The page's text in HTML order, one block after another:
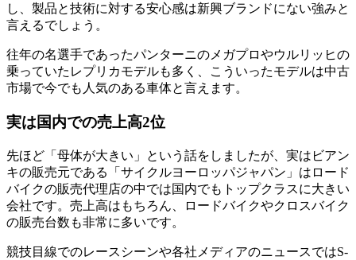
し、製品と技術に対する安心感は新興ブランドにない強みと
言えるでしょう。
往年の名選手であったパンターニのメガプロやウルリッヒの
乗っていたレプリカモデルも多く、こういったモデルは中古
市場で今でも人気のある車体と言えます。
実は国内での売上高2位
先ほど「母体が大きい」という話をしましたが、実はビアン
キの販売元である「サイクルヨーロッパジャパン」はロード
バイクの販売代理店の中では国内でもトップクラスに大きい
会社です。売上高はもちろん、ロードバイクやクロスバイク
の販売台数も非常に多いです。
競技目線でのレースシーンや各社メディアのニュースではS-